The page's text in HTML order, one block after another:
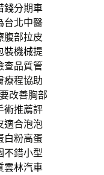
錢分期車
台北中醫
腹部拉皮
裝機械提
查品質管
療程協助
改善胸部
術推薦評
適合泡泡
白粉高蛋
不錯小型
雲林汽車